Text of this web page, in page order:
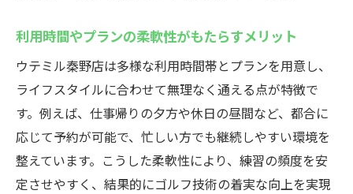
利用時間やプランの柔軟性がもたらすメリット
ウテミル秦野店は多様な利用時間帯とプランを用意し、
ライフスタイルに合わせて無理なく通える点が特徴で
す。例えば、仕事帰りの夕方や休日の昼間など、都合に
応じて予約が可能で、忙しい方でも継続しやすい環境を
整えています。こうした柔軟性により、練習の頻度を安
定させやすく、結果的にゴルフ技術の着実な向上を実現